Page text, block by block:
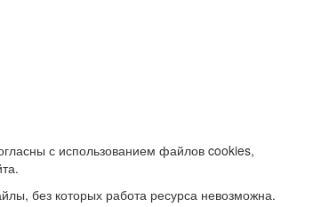
с использованием файлов cookies,
без которых работа ресурса невозможна.